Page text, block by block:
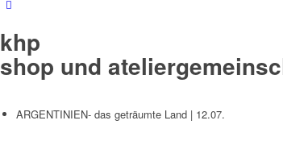
khp
shop und
ARGENTINIEN- das geträumte Land | 12.07.